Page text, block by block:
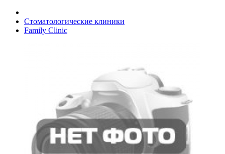
Стоматологические клиники
Family Clinic